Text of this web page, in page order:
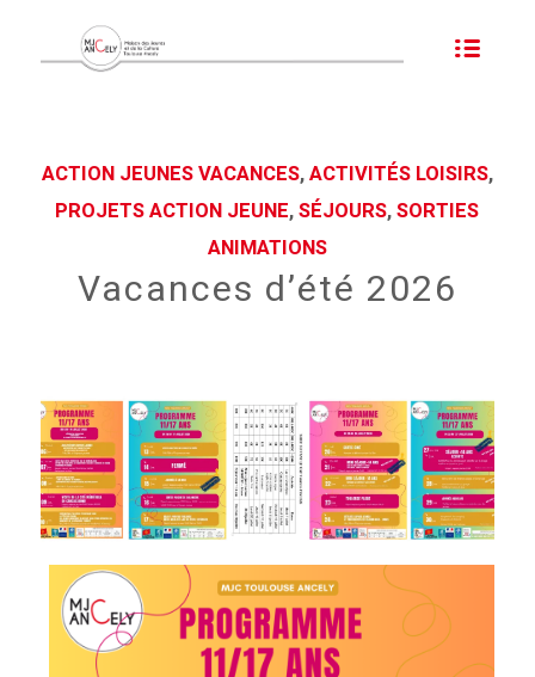
ACTION JEUNES VACANCES,ACTIVITÉS LOISIRS,
PROJETS ACTION JEUNE,SÉJOURS,SORTIES
ANIMATIONS
Vacances d’été 2026